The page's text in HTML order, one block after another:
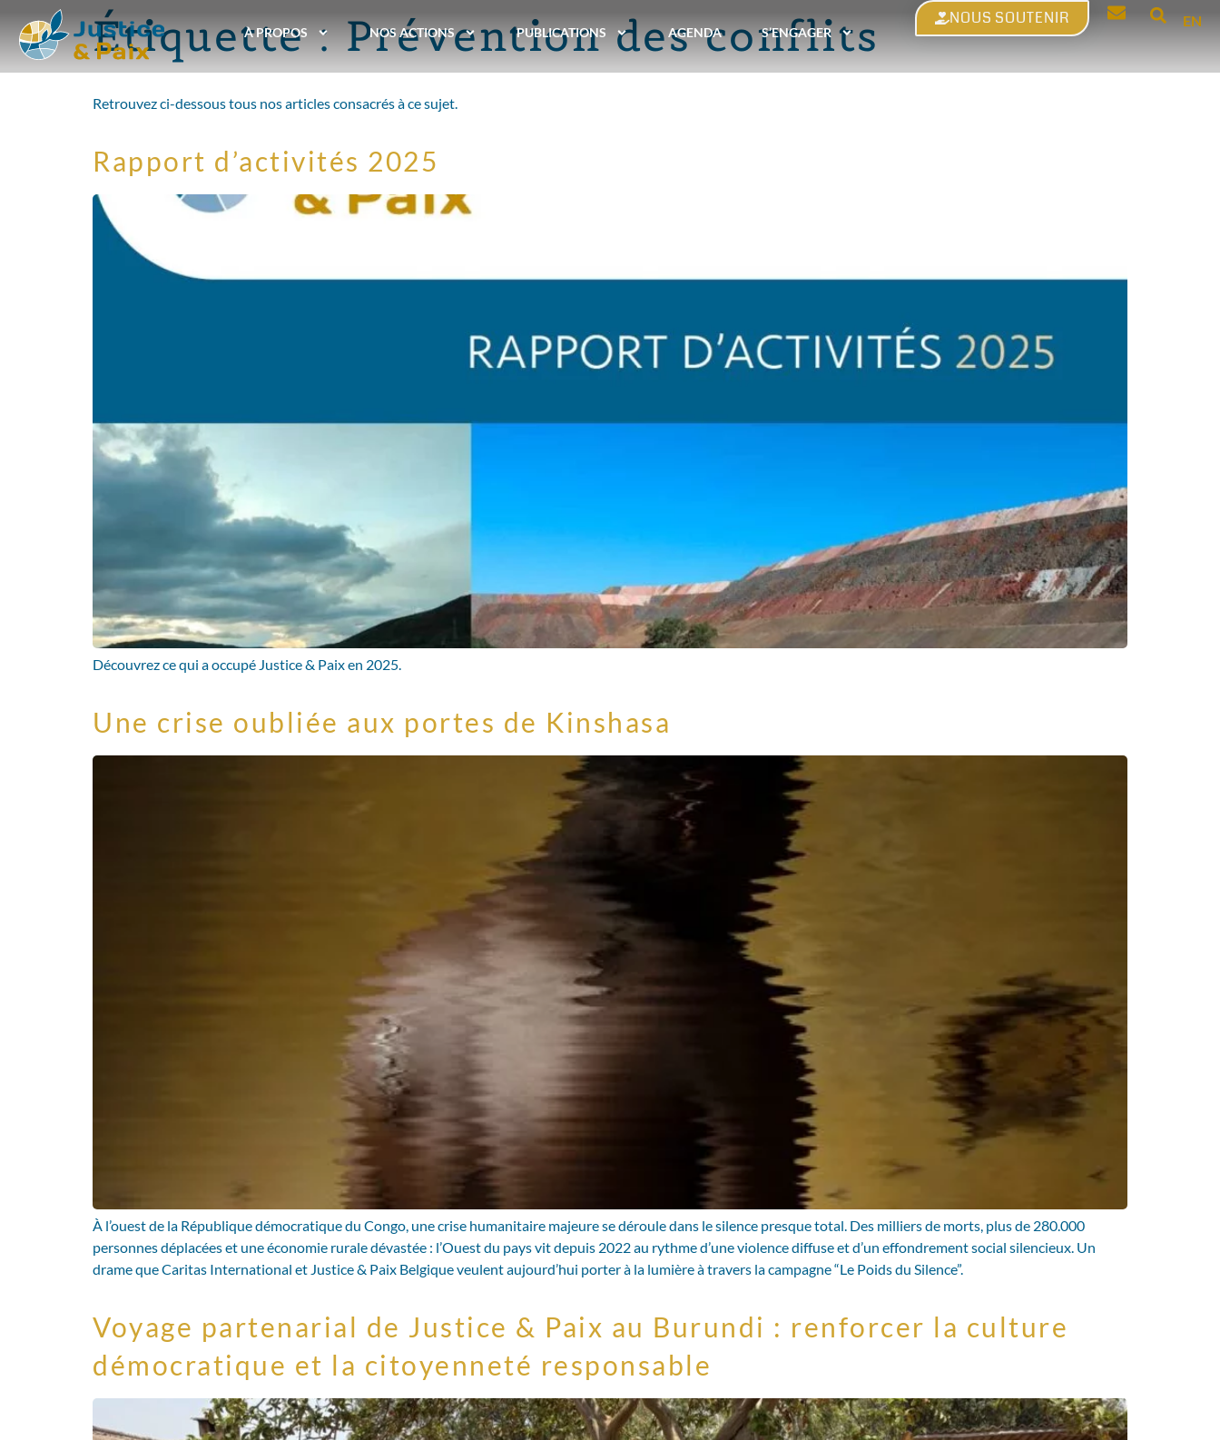
À PROPOS NOS ACTIONS PUBLICATIONS AGENDA S’ENGAGER
NOUS SOUTENIR EN
Étiquette :Prévention des conflits
Retrouvez ci-dessous tous nos articles consacrés à ce sujet.
Rapport d’activités 2025
Découvrez ce qui a occupé Justice & Paix en 2025.
Une crise oubliée aux portes de Kinshasa
À l’ouest de la République démocratique du Congo, une crise humanitaire majeure se déroule dans le silence presque total. Des milliers de morts, plus de 280.000
personnes déplacées et une économie rurale dévastée : l’Ouest du pays vit depuis 2022 au rythme d’une violence diffuse et d’un effondrement social silencieux. Un
drame que Caritas International et Justice & Paix Belgique veulent aujourd’hui porter à la lumière à travers la campagne “Le Poids du Silence”.
Voyage partenarial de Justice & Paix au Burundi : renforcer la culture
démocratique et la citoyenneté responsable